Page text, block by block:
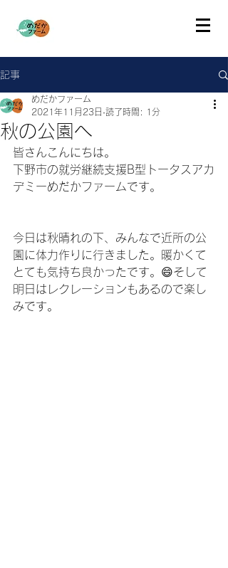
記事
秋の公園へ
めだかファーム
2021年11月23日 読了時間: 1分
皆さんこんにちは。
下野市の就労継続支援B型トータスアカ
デミーめだかファームです。
今日は秋晴れの下、みんなで近所の公
園に体力作りに行きました。暖かくて
とても気持ち良かったです。😄そして
明日はレクレーションもあるので楽し
みです。